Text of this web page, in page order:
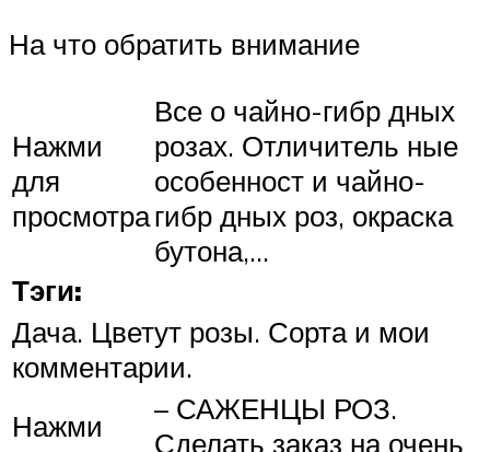
На что обратить внимание
Нажми
для
просмотра
Все о чайно-гибр дных
розах. Отличитель ные
особенност и чайно-
гибр дных роз, окраска
бутона,…
Тэги:
Дача. Цветут розы. Сорта и мои
комментарии.
Нажми
– САЖЕНЦЫ РОЗ.
Сделать заказ на очень